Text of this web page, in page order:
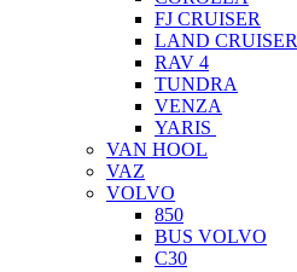
FJ CRUISER
LAND CRUISER
RAV 4
TUNDRA
VENZA
YARIS
VAN HOOL
VAZ
VOLVO
850
BUS VOLVO
C30